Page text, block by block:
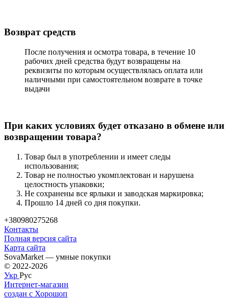
Возврат средств
После получения и осмотра товара, в течение 10
рабочих дней средства будут возвращены на
реквизиты по которым осуществлялась оплата или
наличными при самостоятельном возврате в точке
выдачи
При каких условиях будет отказано в обмене или
возвращении товара?
Товар был в употреблении и имеет следы
использования;
Товар не полностью укомплектован и нарушена
целостность упаковки;
Не сохранены все ярлыки и заводская маркировка;
Прошло 14 дней со дня покупки.
+380980275268
Контакты
Полная версия сайта
Карта сайта
SovaMarket — умные покупки
© 2022-2026
Укр Рус
Интернет-магазин
создан с Хорошоп